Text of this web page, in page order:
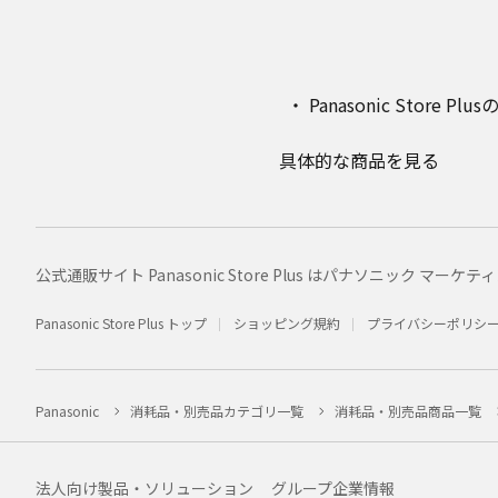
Panasonic Store Plus
具体的な商品を見る
公式通販サイト Panasonic Store Plus はパナソニック マーケテ
Panasonic Store Plus トップ ショッピング規約 プライバシーポリシー
Panasonic 消耗品・別売品カテゴリ一覧 消耗品・別売品商品一覧
法人向け製品・ソリューション グループ企業情報